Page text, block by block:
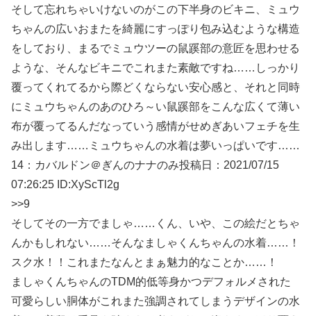
そして忘れちゃいけないのがこの下半身のビキニ、ミュウ
ちゃんの広いおまたを綺麗にすっぽり包み込むような構造
をしており、まるでミュウツーの鼠蹊部の意匠を思わせる
ような、そんなビキニでこれまた素敵ですね……しっかり
覆ってくれてるから際どくならない安心感と、それと同時
にミュウちゃんのあのひろ～い鼠蹊部をこんな広くて薄い
布が覆ってるんだなっていう感情がせめぎあいフェチを生
み出します……ミュウちゃんの水着は夢いっぱいです……
14： カバルドン＠ぎんのナナのみ投稿日：2021/07/15
07:26:25 ID:XyScTl2g
>>9
そしてその一方でましゃ……くん、いや、この絵だとちゃ
んかもしれない……そんなましゃくんちゃんの水着……！
スク水！！これまたなんとまぁ魅力的なことか……！
ましゃくんちゃんのTDM的低等身かつデフォルメされた
可愛らしい胴体がこれまた強調されてしまうデザインの水